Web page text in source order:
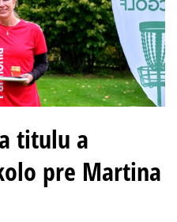
titulu a
pre Martina